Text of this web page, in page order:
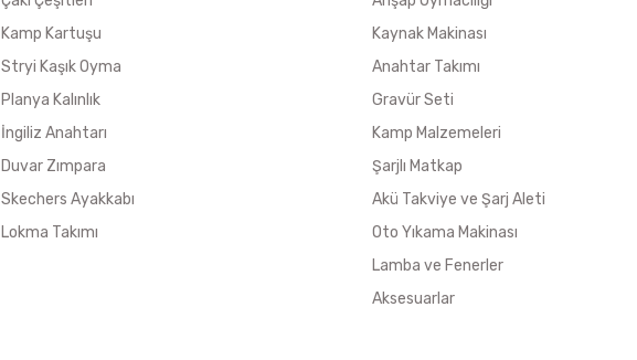
Kamp Kartuşu
Stryi Kaşık Oyma
Planya Kalınlık
İngiliz Anahtarı
Duvar Zımpara
Skechers Ayakkabı
Lokma Takımı
Kaynak Makinası
Anahtar Takımı
Gravür Seti
Kamp Malzemeleri
Şarjlı Matkap
Akü Takviye ve Şarj Aleti
Oto Yıkama Makinası
Lamba ve Fenerler
Aksesuarlar